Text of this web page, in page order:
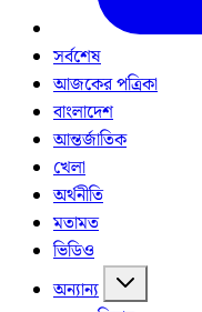
সর্বশেষ
আজকের পত্রিকা
বাংলাদেশ
আন্তর্জাতিক
খেলা
অর্থনীতি
মতামত
ভিডিও
অন্যান্য